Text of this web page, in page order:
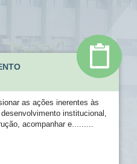
as ações inerentes às
institucional,
acompanhar e.........